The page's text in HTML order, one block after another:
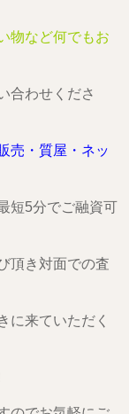
物など何でもお
合わせくださ
売・質屋・ネッ
短5分でご融資可
頂き対面での査
に来ていただく